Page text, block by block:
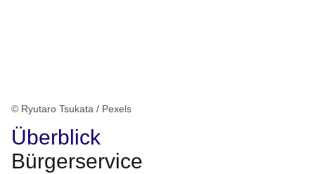
© Ryutaro Tsukata / Pexels
Überblick
Bürgerservice